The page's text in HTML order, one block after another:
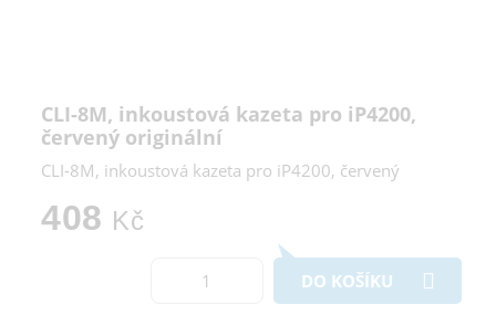
CLI-8M, inkoustová kazeta pro iP4200,
červený originální
CLI-8M, inkoustová kazeta pro iP4200, červený
408 Kč
DO KOŠÍKU